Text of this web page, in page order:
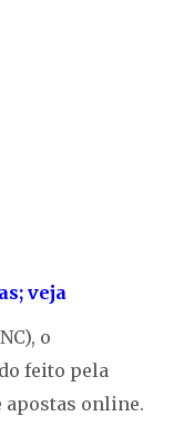
veja
o
feito pela
apostas online.